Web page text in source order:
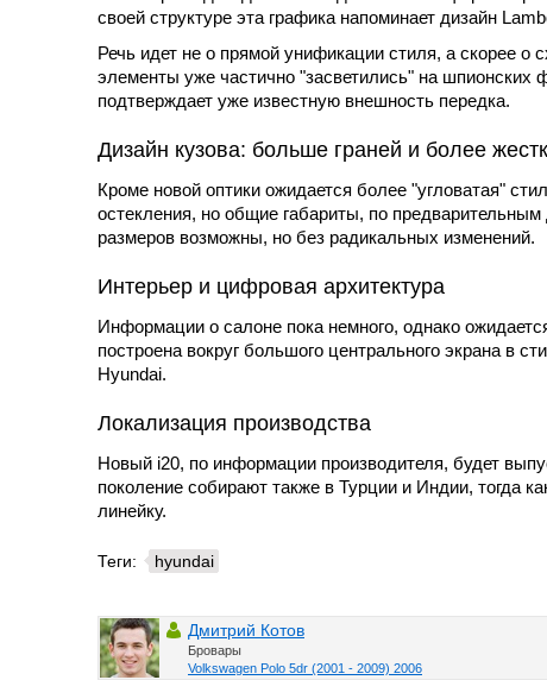
своей структуре эта графика напоминает дизайн
Речь идет не о прямой унификации стиля, а скорее
элементы уже частично "засветились" на шпионских
подтверждает уже известную внешность передка.
Дизайн кузова: больше граней и более
Кроме новой оптики ожидается более "угловатая"
остекления, но общие габариты, по
размеров возможны, но без радикальных изменений.
Интерьер и цифровая архитектура
Информации о салоне пока немного, однако
построена вокруг большого центрального экрана в
Hyundai.
Локализация производства
Новый i20, по информации производителя, будет
поколение собирают также в Турции и Индии, тогда
линейку.
Теги: hyundai
Дмитрий Котов
Бровары
Volkswagen Polo 5dr (2001 - 2009) 2006